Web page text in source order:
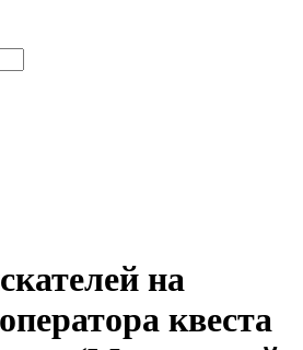
на
квеста